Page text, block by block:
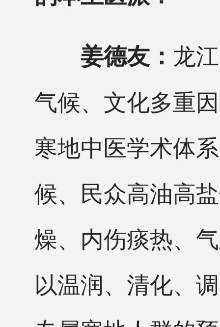
姜德友： 龙
气候、文化多重
寒地中医学术体
候、民众高油高
燥、内伤痰热、
以温润、清化、